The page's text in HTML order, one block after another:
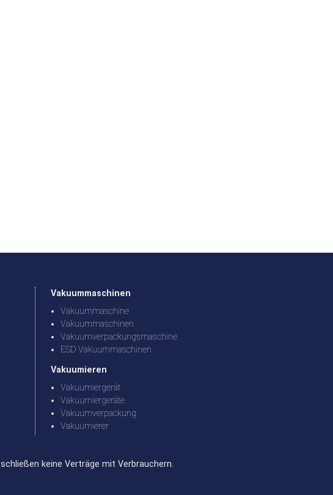
Vakuummaschinen
Vakuummaschine
Vakuummaschinen
Vakuumverpackungsmaschine
ESD Vakuummaschinen
Vakuumieren
Vakuumiergerät
Vakuumiergeräte
Vakuumverpackung
Vakuumierer
keine Verträge mit Verbrauchern.